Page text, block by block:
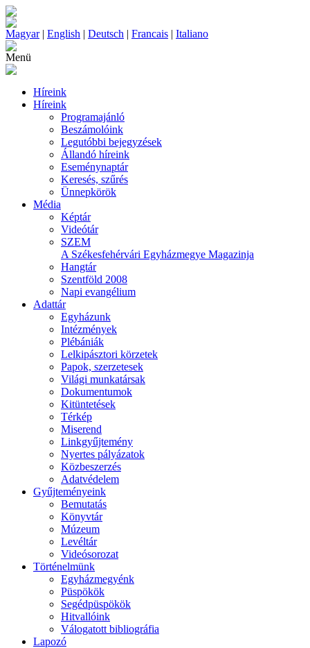
Magyar| English | Deutsch | Francais | Italiano
Menü
Híreink
Híreink
Programajánló
Beszámolóink
Legutóbbi bejegyzések
Állandó híreink
Eseménynaptár
Keresés, szűrés
Ünnepkörök
Média
Képtár
Videótár
SZEM
A Székesfehérvári Egyházmegye Magazinja
Hangtár
Szentföld 2008
Napi evangélium
Adattár
Egyházunk
Intézmények
Plébániák
Lelkipásztori körzetek
Papok, szerzetesek
Világi munkatársak
Dokumentumok
Kitüntetések
Térkép
Miserend
Linkgyűjtemény
Nyertes pályázatok
Közbeszerzés
Adatvédelem
Gyűjteményeink
Bemutatás
Könyvtár
Múzeum
Levéltár
Videósorozat
Történelmünk
Egyházmegyénk
Püspökök
Segédpüspökök
Hitvallóink
Válogatott bibliográfia
Lapozó